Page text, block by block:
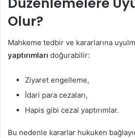
Olur?
Mahkeme tedbir ve kararlarına
yaptırımları doğurabilir:
Ziyaret engelleme,
İdari para cezaları,
Hapis gibi cezai yaptırımlar.
Bu nedenle kararlar hukuken